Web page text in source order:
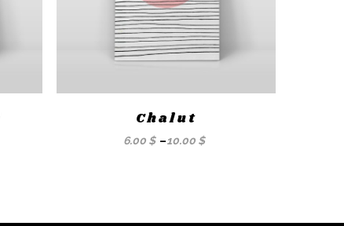
Chalut
6.00 $ –10.00 $